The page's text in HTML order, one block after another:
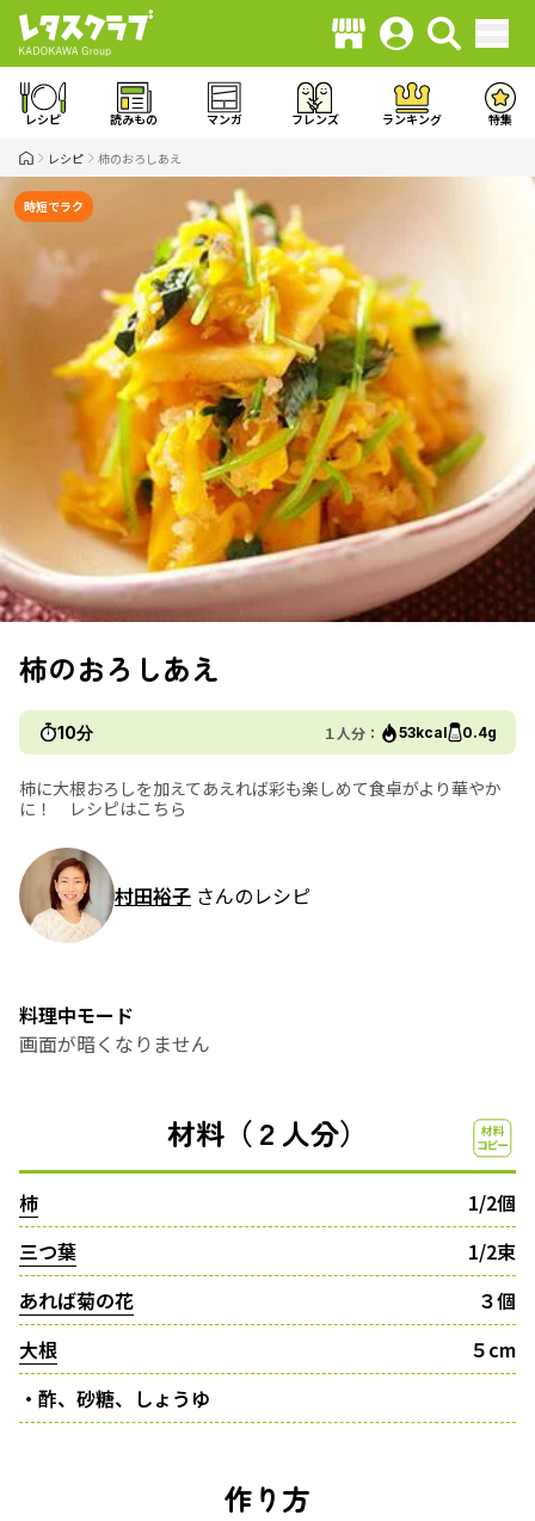
レシピ 読みもの マンガ フレンズ ランキング 特集
レシピ 柿のおろしあえ
時短でラク
柿のおろしあえ
10分 １人分： 53kcal 0.4g
柿に大根おろしを加えてあえれば彩も楽しめて食卓がより華やか
に！ レシピはこちら
村田裕子 さんのレシピ
料理中モード
画面が暗くなりません
材料（２人分）
柿
1/2個
三つ葉
1/2束
あれば菊の花
３個
大根
５cm
・酢、砂糖、しょうゆ
作り方